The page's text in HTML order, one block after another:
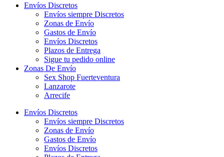
Envíos Discretos
Envíos siempre Discretos
Zonas de Envío
Gastos de Envío
Envíos Discretos
Plazos de Entrega
Sigue tu pedido online
Zonas De Envío
Sex Shop Fuerteventura
Lanzarote
Arrecife
Envíos Discretos
Envíos siempre Discretos
Zonas de Envío
Gastos de Envío
Envíos Discretos